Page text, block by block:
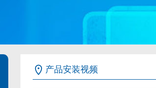
产品安装视频